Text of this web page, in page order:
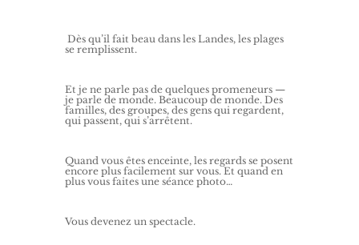
Dès qu’il fait beau dans les Landes, les plages
se remplissent.
Et je ne parle pas de quelques promeneurs —
je parle de monde. Beaucoup de monde. Des
familles, des groupes, des gens qui regardent,
qui passent, qui s’arrêtent.
Quand vous êtes enceinte, les regards se posent
encore plus facilement sur vous. Et quand en
plus vous faites une séance photo…
Vous devenez un spectacle.